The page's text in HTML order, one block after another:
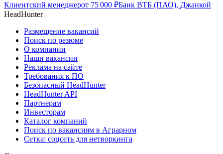
Клиентский менеджерот 75 000 ₽Банк ВТБ (ПАО), Джанкой
HeadHunter
Размещение вакансий
Поиск по резюме
О компании
Наши вакансии
Реклама на сайте
Требования к ПО
Безопасный HeadHunter
HeadHunter API
Партнерам
Инвесторам
Каталог компаний
Поиск по вакансиям в Аграрном
Сетка: соцсеть для нетворкинга